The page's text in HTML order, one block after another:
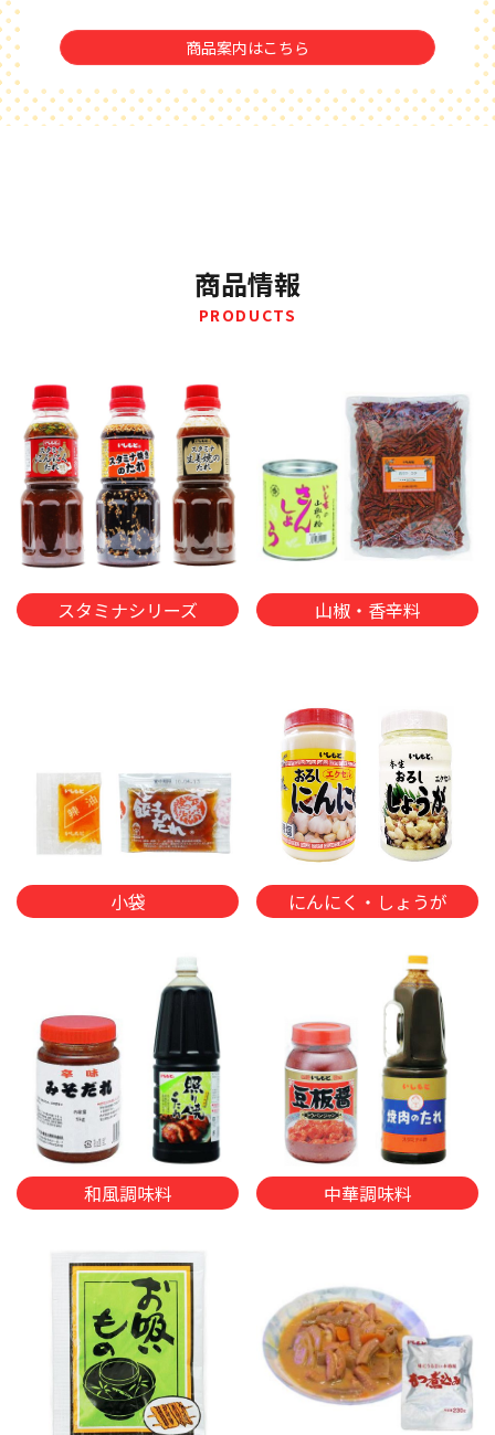
商品案内はこちら
商品情報
PRODUCTS
スタミナシリーズ 山椒・香辛料
小袋 にんにく・しょうが
和風調味料 中華調味料